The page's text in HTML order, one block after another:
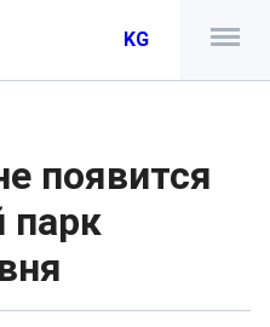
KG
появится
парк